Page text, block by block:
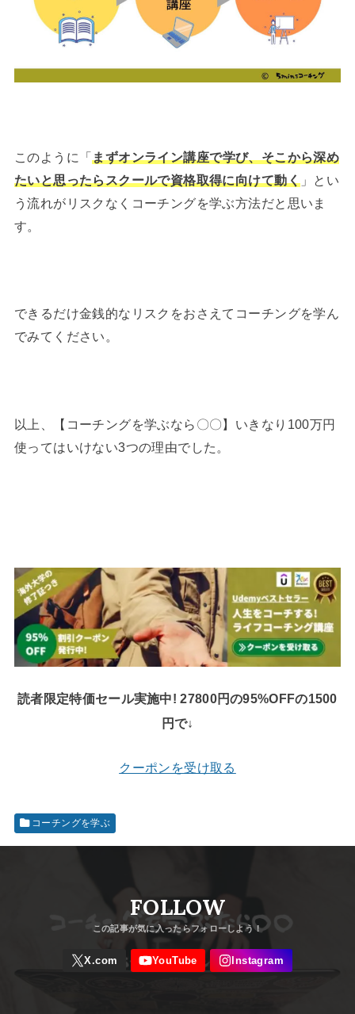
このように「まずオンライン講座で学び、そこから深め
たいと思ったらスクールで資格取得に向けて動く」とい
う流れがリスクなくコーチングを学ぶ方法だと思いま
す。
できるだけ金銭的なリスクをおさえてコーチングを学ん
でみてください。
以上、【コーチングを学ぶなら〇〇】いきなり100万円
使ってはいけない3つの理由でした。
読者限定特価セール実施中! 27800円の95%OFFの1500
円で↓
クーポンを受け取る
コーチングを学ぶ
FOLLOW